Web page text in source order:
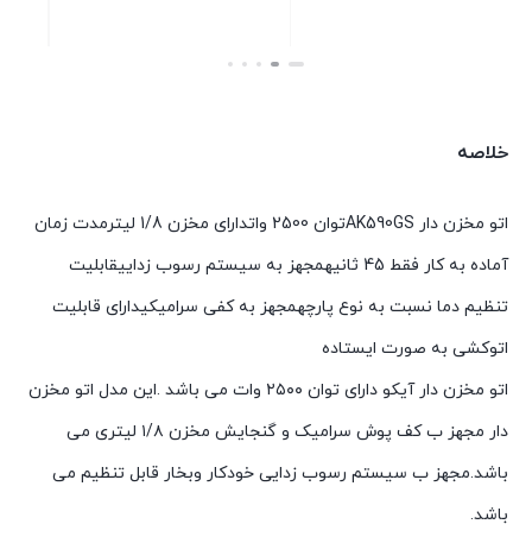
خلاصه
اتو مخزن دار AK590GSتوان 2500 واتدارای مخزن 1/8 لیترمدت زمان
آماده به کار فقط 45 ثانیهمجهز به سیستم رسوب زداییقابلیت
تنظیم دما نسبت به نوع پارچهمجهز به کفی سرامیکیدارای قابلیت
اتوکشی به صورت ایستاده
اتو مخزن دار آیکو دارای توان ۲۵۰۰ وات می باشد .این مدل اتو مخزن
دار مجهز ب کف پوش سرامیک و گنجایش مخزن ۱/۸ لیتری می
باشد.مجهز ب سیستم رسوب زدایی خودکار وبخار قابل تنظیم می
باشد.